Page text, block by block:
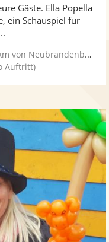
5
Gäste. Ella Popella
ein Schauspiel für
von Neubrandenburg
Auftritt)